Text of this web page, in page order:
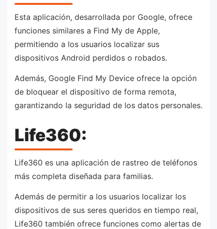
Esta aplicación, desarrollada por Google, ofrece
funciones similares a Find My de Apple,
permitiendo a los usuarios localizar sus
dispositivos Android perdidos o robados.
Además, Google Find My Device ofrece la opción
de bloquear el dispositivo de forma remota,
garantizando la seguridad de los datos personales.
Life360:
Life360 es una aplicación de rastreo de teléfonos
más completa diseñada para familias.
Además de permitir a los usuarios localizar los
dispositivos de sus seres queridos en tiempo real,
Life360 también ofrece funciones como alertas de